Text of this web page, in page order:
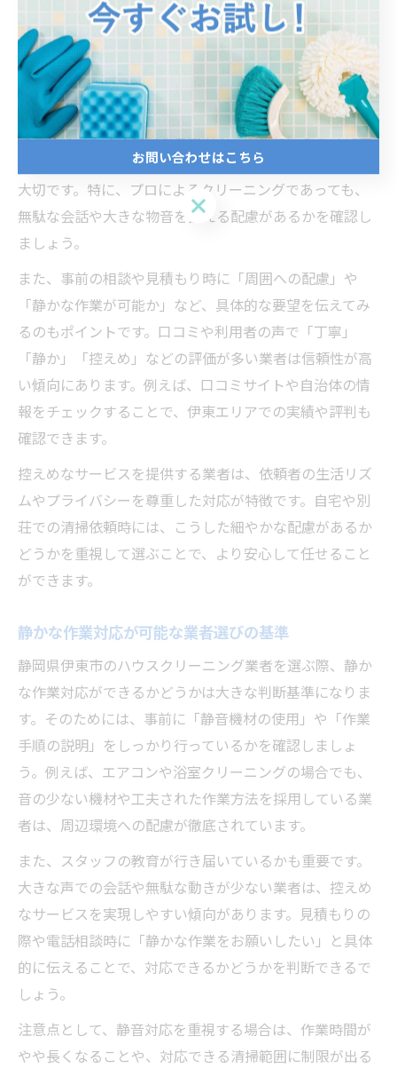
控えめハウスクリーニング業者の見極め方
静岡県伊東市でハウスクリーニングを依頼する際、控え
めなサービスを重視する方が増えています。控えめなハ
ウスクリーニング業者を見極めるためには、まず「作業
の静かさ」や「スタッフの対応姿勢」に注目することが
大切です。特に、プロによるクリーニングであっても、
無駄な会話や大きな物音を控える配慮があるかを確認し
ましょう。
また、事前の相談や見積もり時に「周囲への配慮」や
「静かな作業が可能か」など、具体的な要望を伝えてみ
るのもポイントです。口コミや利用者の声で「丁寧」
「静か」「控えめ」などの評価が多い業者は信頼性が高
い傾向にあります。例えば、口コミサイトや自治体の情
報をチェックすることで、伊東エリアでの実績や評判も
確認できます。
控えめなサービスを提供する業者は、依頼者の生活リズ
ムやプライバシーを尊重した対応が特徴です。自宅や別
荘での清掃依頼時には、こうした細やかな配慮があるか
どうかを重視して選ぶことで、より安心して任せること
ができます。
静かな作業対応が可能な業者選びの基準
静岡県伊東市のハウスクリーニング業者を選ぶ際、静か
な作業対応ができるかどうかは大きな判断基準になりま
す。そのためには、事前に「静音機材の使用」や「作業
手順の説明」をしっかり行っているかを確認しましょ
う。例えば、エアコンや浴室クリーニングの場合でも、
音の少ない機材や工夫された作業方法を採用している業
者は、周辺環境への配慮が徹底されています。
また、スタッフの教育が行き届いているかも重要です。
大きな声での会話や無駄な動きが少ない業者は、控えめ
なサービスを実現しやすい傾向があります。見積もりの
際や電話相談時に「静かな作業をお願いしたい」と具体
的に伝えることで、対応できるかどうかを判断できるで
しょう。
注意点として、静音対応を重視する場合は、作業時間が
やや長くなることや、対応できる清掃範囲に制限が出る
お問い合わせはこちら
お問い合わせはこちら